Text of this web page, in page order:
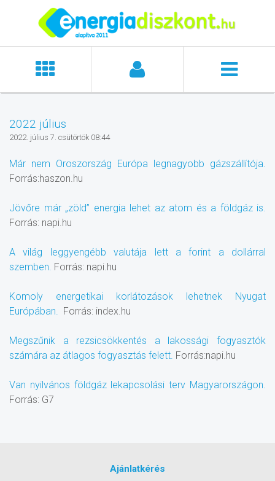
2022 július
2022. július 7. csütörtök 08:44
Már nem Oroszország Európa legnagyobb gázszállítója.
Forrás:haszon.hu
Jövőre már „zöld” energia lehet az atom és a földgáz is.
Forrás: napi.hu
A világ leggyengébb valutája lett a forint a dollárral
szemben. Forrás: napi.hu
Komoly energetikai korlátozások lehetnek Nyugat
Európában. Forrás: index.hu
Megszűnik a rezsicsökkentés a lakossági fogyasztók
számára az átlagos fogyasztás felett. Forrás:napi.hu
Van nyilvános földgáz lekapcsolási terv Magyarországon.
Forrás: G7
Ajánlatkérés